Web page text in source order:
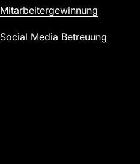
Mitarbeitergewinnung
Social Media Betreuung